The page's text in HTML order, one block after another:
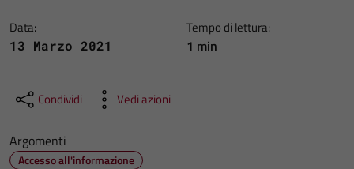
Data:
13 Marzo 2021
Tempo di lettura:
1 min
Condividi Vedi azioni
Argomenti
Accesso all'informazione